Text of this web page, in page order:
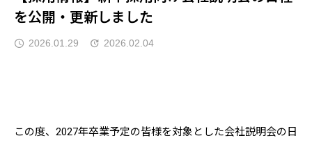
を公開・更新しました
2026.01.29 2026.02.04
この度、2027年卒業予定の皆様を対象とした会社説明会の日